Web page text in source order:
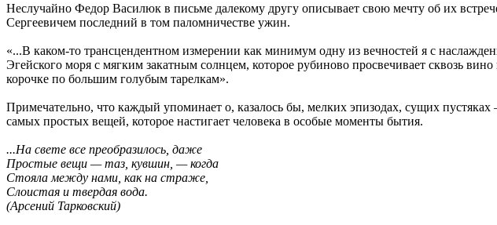
Неслучайно Федор Василюк в письме далекому другу описывает свою мечту об их
Сергеевичем последний в том паломничестве ужин.
«...В каком-то трансцендентном измерении как минимум одну из вечностей я с
Эгейского моря с мягким закатным солнцем, которое рубиново просвечивает сквозь
корочке по большим голубым тарелкам».
Примечательно, что каждый упоминает о, казалось бы, мелких эпизодах, сущих
самых простых вещей, которое настигает человека в особые моменты бытия.
...На свете все преобразилось, даже
Простые вещи — таз, кувшин, — когда
Стояла между нами, как на страже,
Слоистая и твердая вода.
(Арсений Тарковский)